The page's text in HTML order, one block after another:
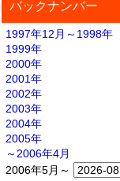
バックナンバー
1997年12月～1998年
1999年
2000年
2001年
2002年
2003年
2004年
2005年
～2006年4月
2006年5月～